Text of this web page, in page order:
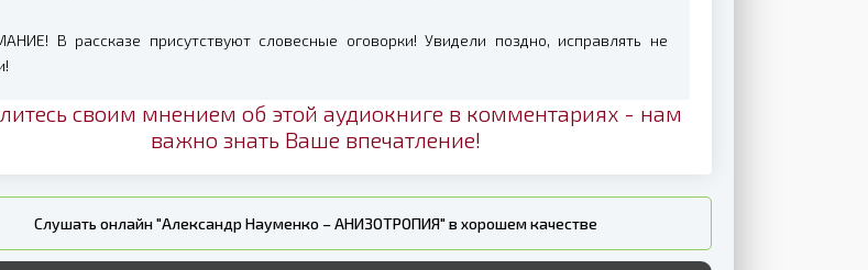
В рассказе присутствуют словесные оговорки! Увидели поздно, исправлять не
своим мнением об этой аудиокниге в комментариях - нам
важно знать Ваше впечатление!
Слушать онлайн "Александр Науменко – АНИЗОТРОПИЯ" в хорошем качестве